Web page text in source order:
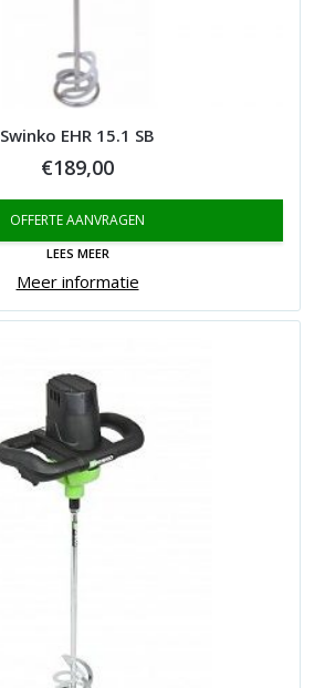
Swinko EHR 15.1 SB
€189,00
OFFERTE AANVRAGEN
LEES MEER
Meer informatie